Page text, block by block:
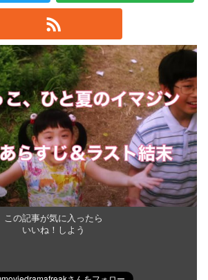
この記事が気に入ったら
いいね！しよう